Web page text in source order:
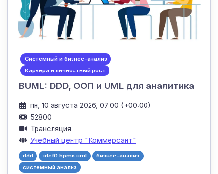
Системный и бизнес-анализ
Карьера и личностный рост
BUML: DDD, ООП и UML для аналитика
пн, 10 августа 2026, 07:00 (+00:00)
52800
Трансляция
Учебный центр "Коммерсант"
ddd idef0 bpmn uml
бизнес-анализ
системный анализ